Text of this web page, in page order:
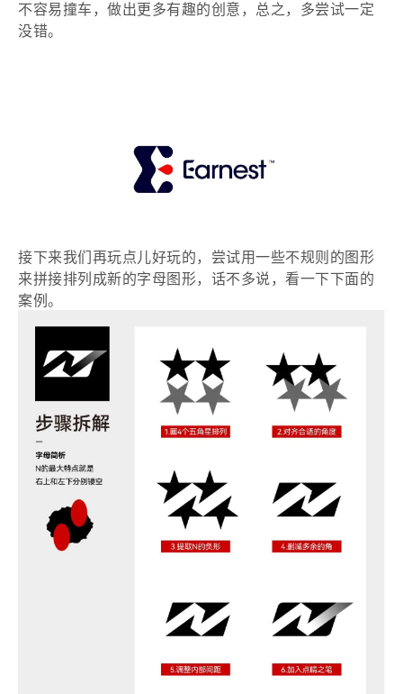
不容易撞车，做出更多有趣的创意，总之，多尝试一定
没错。
接下来我们再玩点儿好玩的，尝试用一些不规则的图形
来拼接排列成新的字母图形，话不多说，看一下下面的
案例。